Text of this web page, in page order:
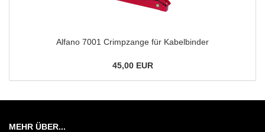
Alfano 7001 Crimpzange für Kabelbinder
45,00 EUR
MEHR ÜBER...